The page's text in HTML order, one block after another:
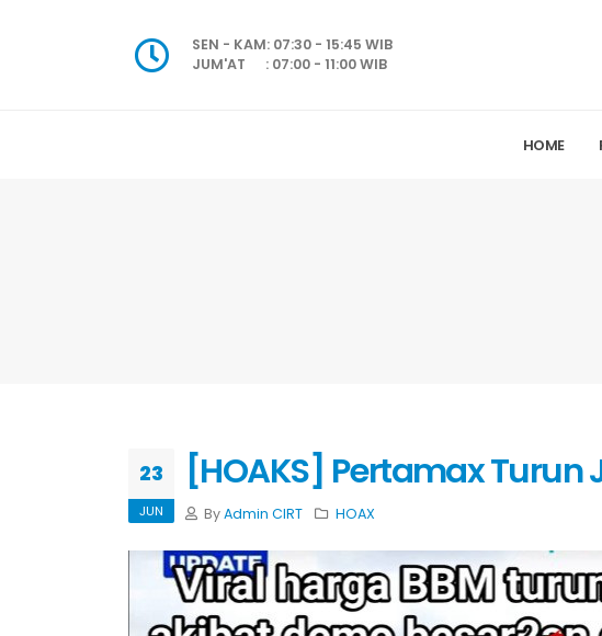
SEN - KAM: 07:30 - 15:45 WIB
JUM'AT : 07:00 - 11:00 WIB
HOME
23
JUN
[HOAKS] Pertamax Turun
ByAdmin CIRT HOAX